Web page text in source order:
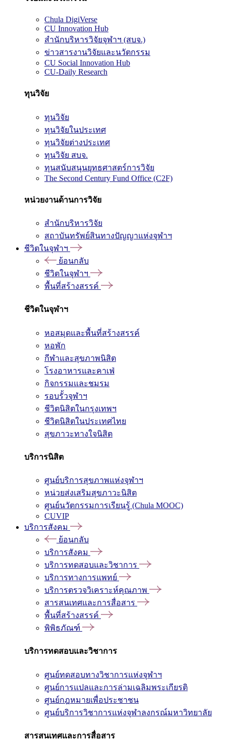
Chula DigiVerse
CU Innovation Hub
สำนักบริหารวิจัยจุฬาฯ (สบจ.)
ข่าวสารงานวิจัยและนวัตกรรม
CU Social Innovation Hub
CU-Daily Research
ทุนวิจัย
ทุนวิจัย
ทุนวิจัยในประเทศ
ทุนวิจัยต่างประเทศ
ทุนวิจัย สบจ.
ทุนสนับสนุนยุทธศาสตร์การวิจัย
The Second Century Fund Office (C2F)
หน่วยงานด้านการวิจัย
สำนักบริหารวิจัย
สถาบันทรัพย์สินทางปัญญาแห่งจุฬาฯ
ชีวิตในจุฬาฯ
ย้อนกลับ
ชีวิตในจุฬาฯ
พื้นที่สร้างสรรค์
ชีวิตในจุฬาฯ
หอสมุดและพื้นที่สร้างสรรค์
หอพัก
กีฬาและสุขภาพนิสิต
โรงอาหารและคาเฟ่
กิจกรรมและชมรม
รอบรั้วจุฬาฯ
ชีวิตนิสิตในกรุงเทพฯ
ชีวิตนิสิตในประเทศไทย
สุขภาวะทางใจนิสิต
บริการนิสิต
ศูนย์บริการสุขภาพแห่งจุฬาฯ
หน่วยส่งเสริมสุขภาวะนิสิต
ศูนย์นวัตกรรมการเรียนรู้ (Chula MOOC)
CUVIP
บริการสังคม
ย้อนกลับ
บริการสังคม
บริการทดสอบและวิชาการ
บริการทางการแพทย์
บริการตรวจวิเคราะห์คุณภาพ
สารสนเทศและการสื่อสาร
พื้นที่สร้างสรรค์
พิพิธภัณฑ์
บริการทดสอบและวิชาการ
ศูนย์ทดสอบทางวิชาการแห่งจุฬาฯ
ศูนย์การแปลและการล่ามเฉลิมพระเกียรติ
ศูนย์กฎหมายเพื่อประชาชน
ศูนย์บริการวิชาการแห่งจุฬาลงกรณ์มหาวิทยาลัย
สารสนเทศและการสื่อสาร